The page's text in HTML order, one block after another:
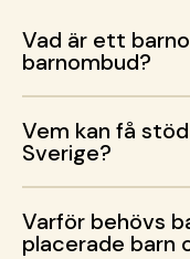
Vad är ett
barnombud?
Vem kan få
Sverige?
Varför behövs
placerade barn